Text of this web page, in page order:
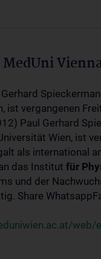
ist vergangenen
Paul Gerhard
Wien, ist
als international
das Institut für
und der
Share